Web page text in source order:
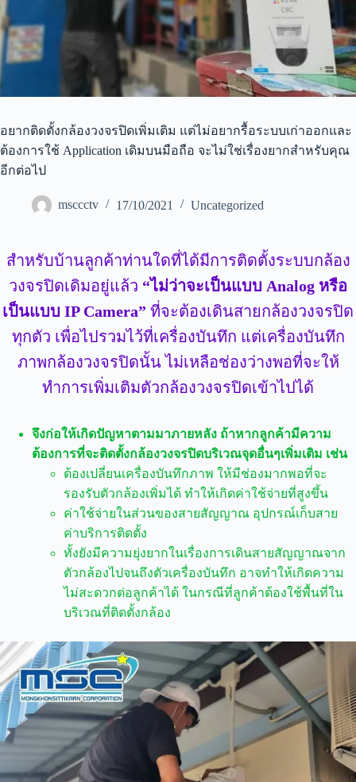
อยากติดตั้งกล้องวงจรปิดเพิ่มเติม แต่ไม่อยากรื้อระบบเก่าออกและ
ต้องการใช้ Application เดิมบนมือถือ จะไม่ใช่เรื่องยากสำหรับคุณ
อีกต่อไป
msccctv 17/10/2021 Uncategorized
สำหรับบ้านลูกค้าท่านใดที่ได้มีการติดตั้งระบบกล้อง
วงจรปิดเดิมอยู่แล้ว “ไม่ว่าจะเป็นแบบ Analog หรือ
เป็นแบบ IP Camera” ที่จะต้องเดินสายกล้องวงจรปิด
ทุกตัว เพื่อไปรวมไว้ที่เครื่องบันทึก แต่เครื่องบันทึก
ภาพกล้องวงจรปิดนั้น ไม่เหลือช่องว่างพอที่จะให้
ทำการเพิ่มเติมตัวกล้องวงจรปิดเข้าไปได้
จึงก่อให้เกิดปัญหาตามมาภายหลัง ถ้าหากลูกค้ามีความ
ต้องการที่จะติดตั้งกล้องวงจรปิดบริเวณจุดอื่นๆเพิ่มเติม เช่น
ต้องเปลี่ยนเครื่องบันทึกภาพ ให้มีช่องมากพอที่จะ
รองรับตัวกล้องเพิ่มได้ ทำให้เกิดค่าใช้จ่ายที่สูงขึ้น
ค่าใช้จ่ายในส่วนของสายสัญญาณ อุปกรณ์เก็บสาย
ค่าบริการติดตั้ง
ทั้งยังมีความยุ่งยากในเรื่องการเดินสายสัญญาณจาก
ตัวกล้องไปจนถึงตัวเครื่องบันทึก อาจทำให้เกิดความ
ไม่สะดวกต่อลูกค้าได้ ในกรณีที่ลูกค้าต้องใช้พื้นที่ใน
บริเวณที่ติดตั้งกล้อง